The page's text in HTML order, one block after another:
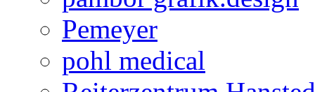
Pemeyer
pohl medical